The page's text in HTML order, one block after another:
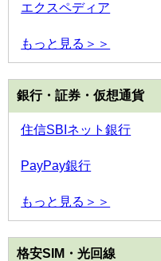
エクスペディア
もっと見る＞＞
銀行・証券・仮想通貨
住信SBIネット銀行
PayPay銀行
もっと見る＞＞
格安SIM・光回線